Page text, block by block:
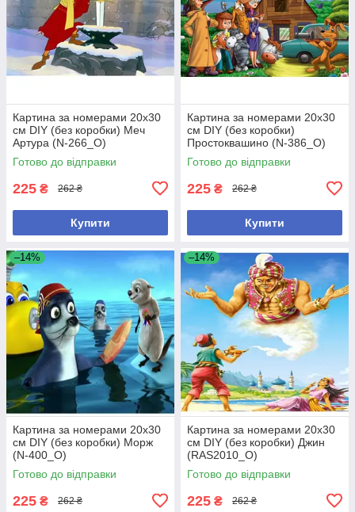
Картина за номерами 20х30
см DIY (без коробки) Меч
Артура (N-266_O)
Готово до відправки
225 ₴ 262 ₴
Купити
Картина за номерами 20х30
см DIY (без коробки)
Простоквашино (N-386_O)
Готово до відправки
225 ₴ 262 ₴
Купити
–14%
Картина за номерами 20х30
см DIY (без коробки) Морж
(N-400_O)
Готово до відправки
225 ₴ 262 ₴
–14%
Картина за номерами 20х30
см DIY (без коробки) Джин
(RAS2010_O)
Готово до відправки
225 ₴ 262 ₴